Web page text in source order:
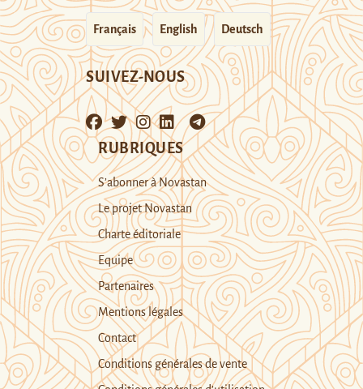
Français English Deutsch
SUIVEZ-NOUS
RUBRIQUES
S’abonner à Novastan
Le projet Novastan
Charte éditoriale
Equipe
Partenaires
Mentions légales
Contact
Conditions générales de vente